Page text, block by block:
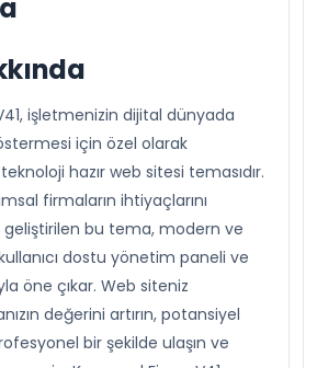
işletmenizin dijital dünyada
için özel olarak
hazır web sitesi temasıdır.
firmaların ihtiyaçlarını
geliştirilen bu tema, modern ve
dostu yönetim paneli ve
öne çıkar. Web siteniz
değerini artırın, potansiyel
bir şekilde ulaşın ve